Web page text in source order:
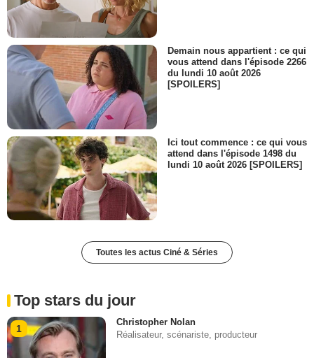
Demain nous appartient : ce qui
vous attend dans l'épisode 2266
du lundi 10 août 2026
[SPOILERS]
Ici tout commence : ce qui vous
attend dans l'épisode 1498 du
lundi 10 août 2026 [SPOILERS]
Toutes les actus Ciné & Séries
Top stars du jour
1
Christopher Nolan
Réalisateur, scénariste, producteur